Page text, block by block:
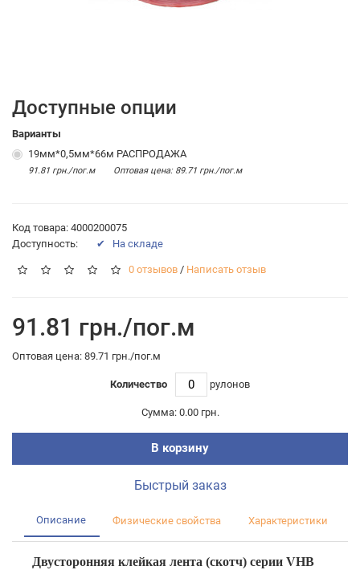
Доступные опции
Варианты
19мм*0,5мм*66м РАСПРОДАЖА
91.81 грн./пог.м Оптовая цена: 89.71 грн./пог.м
Код товара: 4000200075
Доступность:
✔ На складе
0 отзывов / Написать отзыв
91.81 грн./пог.м
Оптовая цена: 89.71 грн./пог.м
Количество рулонов
Сумма: 0.00 грн.
В корзину
Быстрый заказ
Описание Физические свойства Характеристики
Двусторонняя клейкая лента (скотч) серии VHB